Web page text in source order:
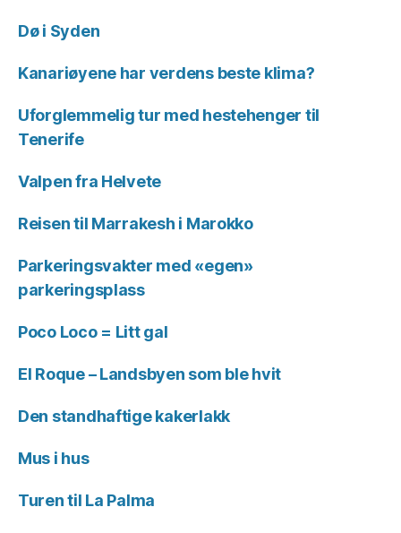
Dø i Syden
Kanariøyene har verdens beste klima?
Uforglemmelig tur med hestehenger til
Tenerife
Valpen fra Helvete
Reisen til Marrakesh i Marokko
Parkeringsvakter med «egen»
parkeringsplass
Poco Loco = Litt gal
El Roque – Landsbyen som ble hvit
Den standhaftige kakerlakk
Mus i hus
Turen til La Palma